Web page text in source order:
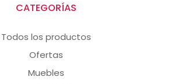
CATEGORÍAS
Todos los productos
Ofertas
Muebles